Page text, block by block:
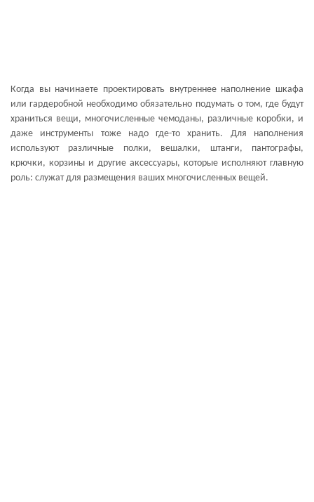
Когда вы начинаете проектировать внутреннее наполнение шкафа
или гардеробной необходимо обязательно подумать о том, где будут
храниться вещи, многочисленные чемоданы, различные коробки, и
даже инструменты тоже надо где-то хранить. Для наполнения
используют различные полки, вешалки, штанги, пантографы,
крючки, корзины и другие аксессуары, которые исполняют главную
роль: служат для размещения ваших многочисленных вещей.